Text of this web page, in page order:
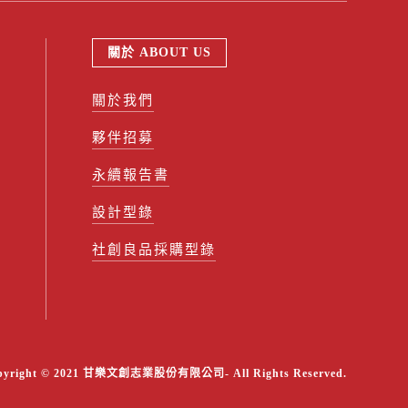
關於 ABOUT US
關於我們
夥伴招募
永續報告書
設計型錄
社創良品採購型錄
© 2021 甘樂文創志業股份有限公司- All Rights Reserved.